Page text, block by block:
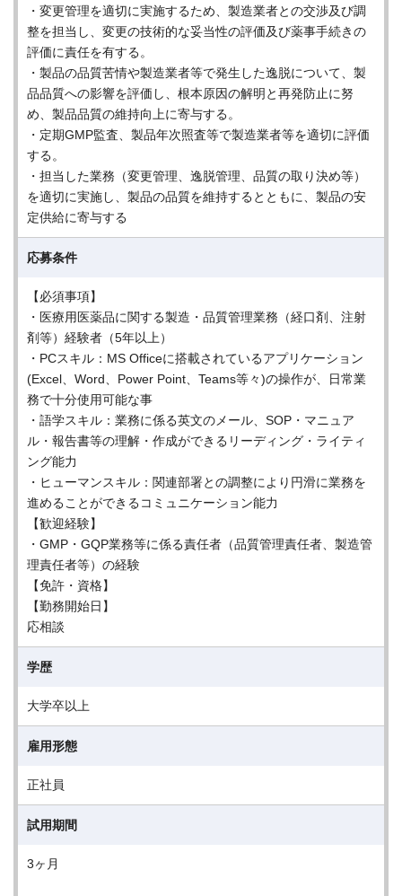
・変更管理を適切に実施するため、製造業者との交渉及び調
整を担当し、変更の技術的な妥当性の評価及び薬事手続きの
評価に責任を有する。
・製品の品質苦情や製造業者等で発生した逸脱について、製
品品質への影響を評価し、根本原因の解明と再発防止に努
め、製品品質の維持向上に寄与する。
・定期GMP監査、製品年次照査等で製造業者等を適切に評価
する。
・担当した業務（変更管理、逸脱管理、品質の取り決め等）
を適切に実施し、製品の品質を維持するとともに、製品の安
定供給に寄与する
応募条件
【必須事項】
・医療用医薬品に関する製造・品質管理業務（経口剤、注射
剤等）経験者（5年以上）
・PCスキル：MS Officeに搭載されているアプリケーション
(Excel、Word、Power Point、Teams等々)の操作が、日常業
務で十分使用可能な事
・語学スキル：業務に係る英文のメール、SOP・マニュア
ル・報告書等の理解・作成ができるリーディング・ライティ
ング能力
・ヒューマンスキル：関連部署との調整により円滑に業務を
進めることができるコミュニケーション能力
【歓迎経験】
・GMP・GQP業務等に係る責任者（品質管理責任者、製造管
理責任者等）の経験
【免許・資格】
【勤務開始日】
応相談
学歴
大学卒以上
雇用形態
正社員
試用期間
3ヶ月